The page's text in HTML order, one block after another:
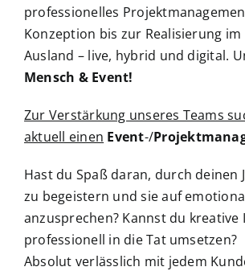
professionelles
Konzeption bis zur Realisierung im
Ausland – live, hybrid und digital.
Mensch & Event!
Zur Verstärkung unseres Teams
aktuell einen Event-/
Hast du Spaß daran, durch deinen
zu begeistern und sie auf
anzusprechen? Kannst du kreative
professionell in die Tat umsetzen?
Absolut verlässlich mit jedem